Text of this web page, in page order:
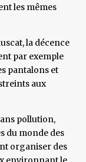
les mêmes
la décence
par exemple
pantalons et
aux
pollution,
du monde des
organiser des